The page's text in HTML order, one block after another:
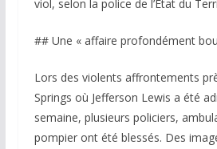
viol, selon la police de l’État du
## Une « affaire profondément
Lors des violents affrontements
Springs où Jefferson Lewis a été
semaine, plusieurs policiers,
pompier ont été blessés. Des